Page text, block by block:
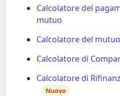
Calcolatore del
mutuo
Calcolatore del mutuo
Calcolatore di
Calcolatore di
Nuovo